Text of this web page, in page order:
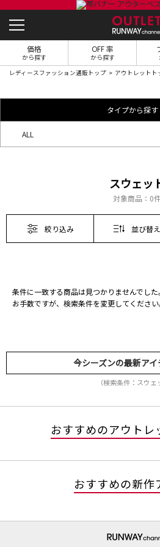
価格
から探す
OFF 率
から探す
レディースファッション通販トップ アウトレットト
タイプから探
ALL
スウェッ
対象商品： 0
絞り込み 並び替え
条件に一致する商品は見つかりませんでした。
お手数ですが、検索条件を変更してください
今シーズンの最新ア
（検索条件：スウェ
おすすめのアウトレ
おすすめの新作